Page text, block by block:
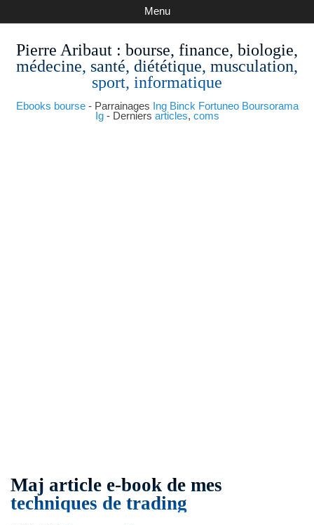
Pierre Aribaut : bourse, finance, biologie,
médecine, santé, diététique, musculation,
sport, informatique
Ebooks bourse- Parrainages Ing Binck Fortuneo Boursorama
Ig- Derniers articles, coms
Menu
Maj article e-book de mes
techniques de trading